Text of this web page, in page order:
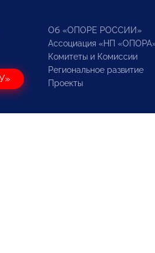
Об «ОПОРЕ РОССИИ»
Ассоциация «НП
Комитеты и Комиссии
Региональное развитие
Проекты